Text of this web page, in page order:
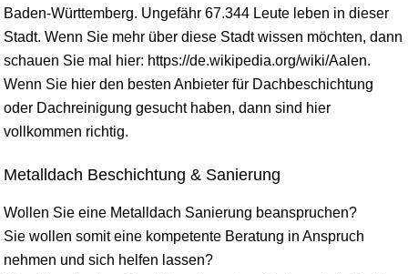
Baden-Württemberg. Ungefähr 67.344 Leute leben in dieser
Stadt. Wenn Sie mehr über diese Stadtwissen möchten, dann
schauen Sie mal hier: https://de.wikipedia.org/wiki/Aalen.
Wenn Sie hier den besten Anbieter für Dachbeschichtung
oder Dachreinigung gesucht haben, dann sind hier
vollkommen richtig.
Metalldach Beschichtung & Sanierung
Wollen Sie eine Metalldach Sanierung beanspruchen?
Sie wollen somit eine kompetente Beratung in Anspruch
nehmen und sich helfen lassen?